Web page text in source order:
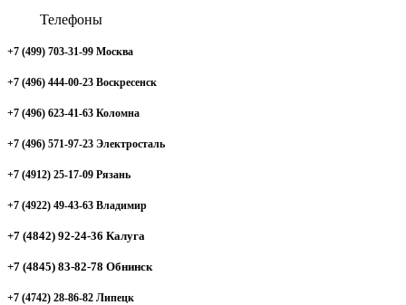
Телефоны
+7 (499) 703-31-99 Москва
+7 (496) 444-00-23 Воскресенск
+7 (496) 623-41-63 Коломна
+7 (496) 571-97-23 Электросталь
+7 (4912) 25-17-09 Рязань
+7 (4922) 49-43-63 Владимир
+7 (4842) 92-24-36 Калуга
+7 (4845) 83-82-78 Обнинск
+7 (4742) 28-86-82 Липецк